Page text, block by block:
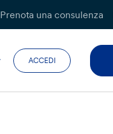
Prenota una consulenza
ACCEDI